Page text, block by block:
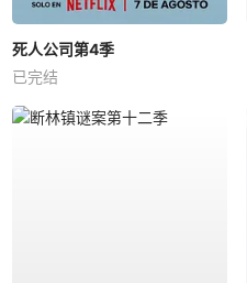
死人公司第4季
已完结